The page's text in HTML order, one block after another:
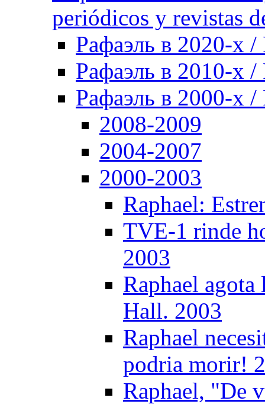
periódicos y revistas
Рафаэль в 2020-х /
Рафаэль в 2010-х /
Рафаэль в 2000-х /
2008-2009
2004-2007
2000-2003
Raphael:
TVE-1 rinde
2003
Raphael agota
Hall. 2003
Raphael
podria morir!
Raphael, "De